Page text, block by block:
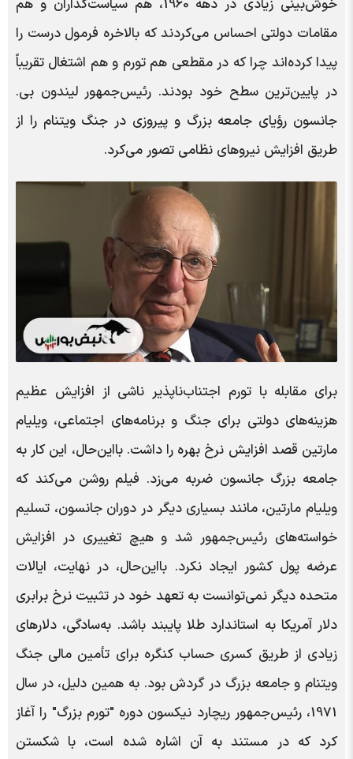
خوش‌بینی زیادی در دهه 1960، هم سیاست‌گذاران و هم
مقامات دولتی احساس می‌کردند که بالاخره فرمول درست را
پیدا کرده‌اند چرا که در مقطعی هم تورم و هم اشتغال تقریباً
در پایین‌ترین سطح خود بودند. رئیس‌جمهور لیندون بی.
جانسون رؤیای جامعه بزرگ و پیروزی در جنگ ویتنام را از
طریق افزایش نیروهای نظامی تصور می‌کرد.
برای مقابله با تورم اجتناب‌ناپذیر ناشی از افزایش عظیم
هزینه‌های دولتی برای جنگ و برنامه‌های اجتماعی، ویلیام
مارتین قصد افزایش نرخ بهره را داشت. بااین‌حال، این کار به
جامعه بزرگ جانسون ضربه می‌زد. فیلم روشن می‌کند که
ویلیام مارتین، مانند بسیاری دیگر در دوران جانسون، تسلیم
خواسته‌های رئیس‌جمهور شد و هیچ تغییری در افزایش
عرضه پول کشور ایجاد نکرد. بااین‌حال، در نهایت، ایالات
متحده دیگر نمی‌توانست به تعهد خود در تثبیت نرخ برابری
دلار آمریکا به استاندارد طلا پایبند باشد. به‌سادگی، دلارهای
زیادی از طریق کسری حساب کنگره برای تأمین مالی جنگ
ویتنام و جامعه بزرگ در گردش بود. به همین دلیل، در سال
1971، رئیس‌جمهور ریچارد نیکسون دوره "تورم بزرگ" را آغاز
کرد که در مستند به آن اشاره شده است، با شکستن